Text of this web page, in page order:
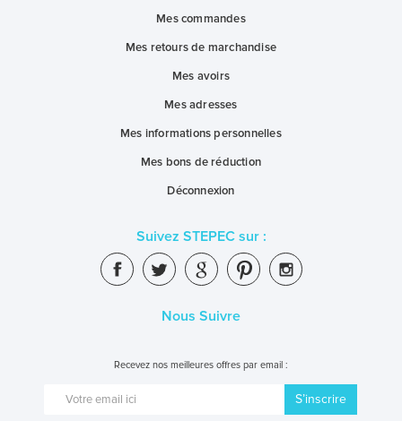
Mes commandes
Mes retours de marchandise
Mes avoirs
Mes adresses
Mes informations personnelles
Mes bons de réduction
Déconnexion
Suivez STEPEC sur :
Nous Suivre
Recevez nos meilleures offres par email :
S’inscrire